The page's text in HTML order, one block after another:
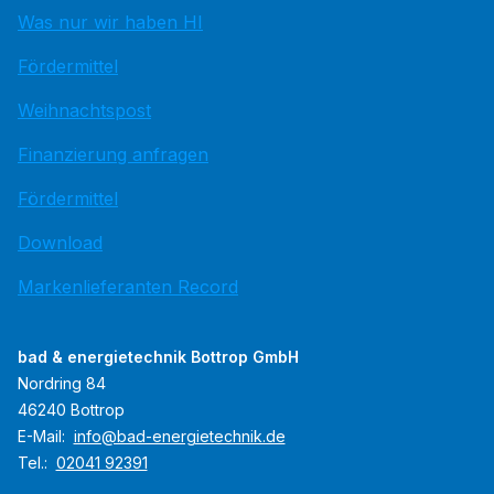
Was nur wir haben HI
Fördermittel
Weihnachtspost
Finanzierung anfragen
Fördermittel
Download
Markenlieferanten Record
bad & energietechnik Bottrop GmbH
Nordring 84
46240 Bottrop
E-Mail: info@bad-energietechnik.de
Tel.: 02041 92391